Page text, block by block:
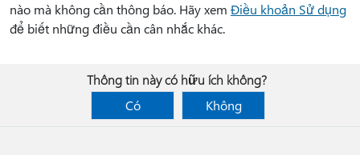
nào mà không cần thông báo. Hãy xem Điều khoản Sử dụng
để biết những điều cần cân nhắc khác.
Thông tin này có hữu ích không?
Có
Không